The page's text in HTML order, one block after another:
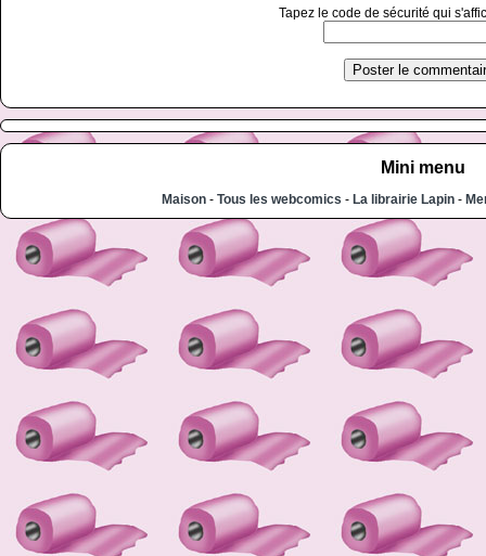
Tapez le code de sécurité qui
Mini menu
Maison- Tous les webcomics - La librairie Lapin-